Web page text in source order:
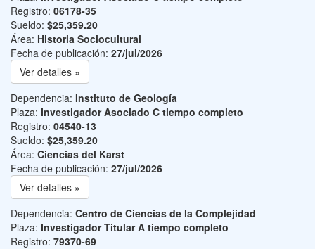
Registro: 06178-35
Sueldo: $25,359.20
Área: Historia Sociocultural
Fecha de publicación: 27/jul/2026
Ver detalles »
Dependencia: Instituto de Geología
Plaza: Investigador Asociado C tiempo completo
Registro: 04540-13
Sueldo: $25,359.20
Área: Ciencias del Karst
Fecha de publicación: 27/jul/2026
Ver detalles »
Dependencia: Centro de Ciencias de la Complejidad
Plaza: Investigador Titular A tiempo completo
Registro: 79370-69